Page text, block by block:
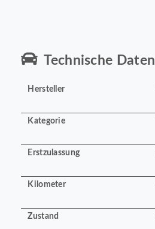
Technische Daten
Hersteller
Kategorie
Erstzulassung
Kilometer
Zustand